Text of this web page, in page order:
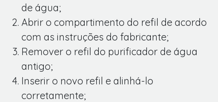
de água;
Abrir o compartimento do refil de acordo
com as instruções do fabricante;
Remover o refil do purificador de água
antigo;
Inserir o novo refil e alinhá-lo
corretamente;